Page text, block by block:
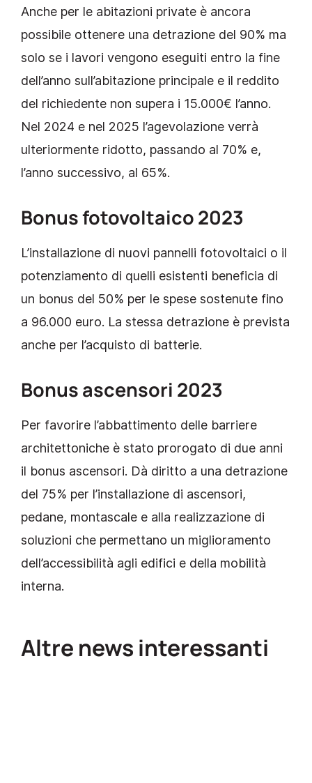
Anche per le abitazioni private è ancora
possibile ottenere una detrazione del 90% ma
solo se i lavori vengono eseguiti entro la fine
dell’anno sull’abitazione principale e il reddito
del richiedente non supera i 15.000€ l’anno.
Nel 2024 e nel 2025 l’agevolazione verrà
ulteriormente ridotto, passando al 70% e,
l’anno successivo, al 65%.
Bonus fotovoltaico 2023
L’installazione di nuovi pannelli fotovoltaici o il
potenziamento di quelli esistenti beneficia di
un bonus del 50% per le spese sostenute fino
a 96.000 euro. La stessa detrazione è prevista
anche per l’acquisto di batterie.
Bonus ascensori 2023
Per favorire l’abbattimento delle barriere
architettoniche è stato prorogato di due anni
il bonus ascensori. Dà diritto a una detrazione
del 75% per l’installazione di ascensori,
pedane, montascale e alla realizzazione di
soluzioni che permettano un miglioramento
dell’accessibilità agli edifici e della mobilità
interna.
Altre news interessanti